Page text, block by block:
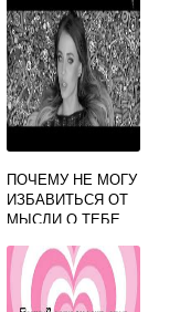
ПОЧЕМУ НЕ МОГУ
ИЗБАВИТЬСЯ ОТ
МЫСЛИ О ТЕБЕ
ТОКА